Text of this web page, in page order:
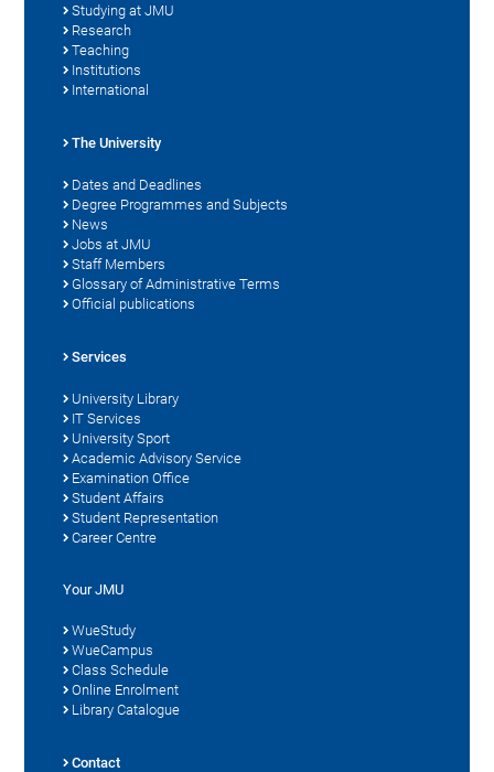
Studying at JMU
Research
Teaching
Institutions
International
The University
Dates and Deadlines
Degree Programmes and Subjects
News
Jobs at JMU
Staff Members
Glossary of Administrative Terms
Official publications
Services
University Library
IT Services
University Sport
Academic Advisory Service
Examination Office
Student Affairs
Student Representation
Career Centre
Your JMU
WueStudy
WueCampus
Class Schedule
Online Enrolment
Library Catalogue
Contact